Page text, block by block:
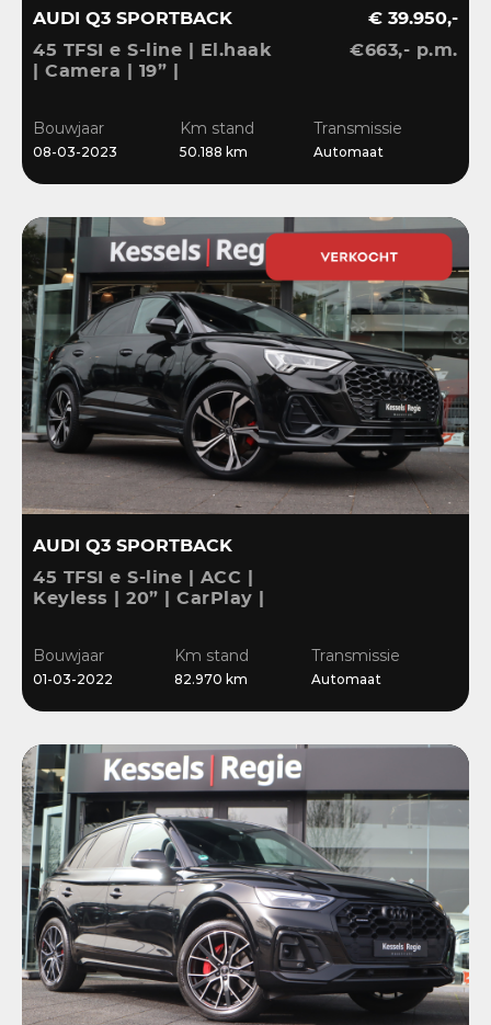
AUDI Q3 SPORTBACK
45 TFSI e S-line | El.haak
| Camera | 19” |
€ 39.950,-
€663,- p.m.
Bouwjaar
08-03-2023
Km stand
50.188 km
Transmissie
Automaat
AUDI Q3 SPORTBACK
45 TFSI e S-line | ACC |
Keyless | 20” | CarPlay |
Bouwjaar
01-03-2022
Km stand
82.970 km
Transmissie
Automaat